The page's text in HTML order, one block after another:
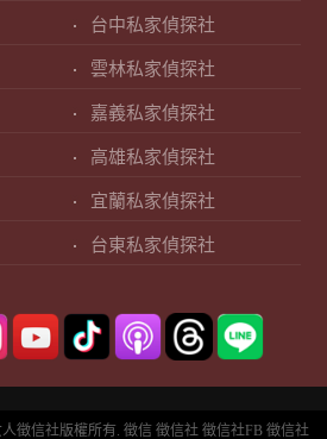
台中私家偵探社
雲林私家偵探社
嘉義私家偵探社
高雄私家偵探社
宜蘭私家偵探社
台東私家偵探社
徵信社版權所有. 徵信 徵信社 徵信社FB 徵信社